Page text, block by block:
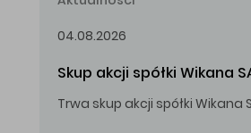
04.08.2026
Skup akcji spółki Wikana